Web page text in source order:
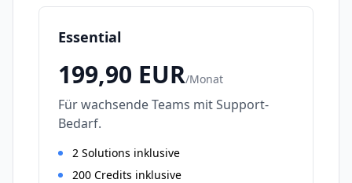
Essential
199,90 EUR/Monat
Für wachsende Teams mit Support-
Bedarf.
2 Solutions inklusive
200 Credits inklusive